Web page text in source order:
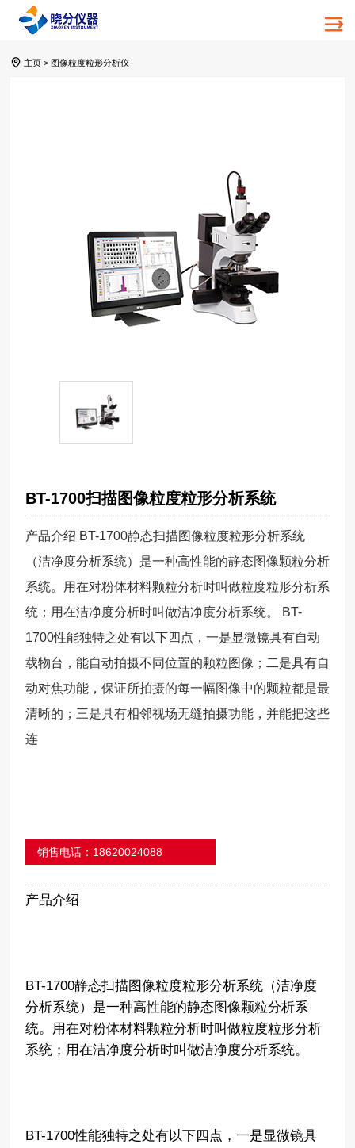
主页 > 图像粒度粒形分析仪
BT-1700扫描图像粒度粒形分析系统
产品介绍 BT-1700静态扫描图像粒度粒形分析系统
（洁净度分析系统）是一种高性能的静态图像颗粒分析
系统。用在对粉体材料颗粒分析时叫做粒度粒形分析系
统；用在洁净度分析时叫做洁净度分析系统。 BT-
1700性能独特之处有以下四点，一是显微镜具有自动
载物台，能自动拍摄不同位置的颗粒图像；二是具有自
动对焦功能，保证所拍摄的每一幅图像中的颗粒都是最
清晰的；三是具有相邻视场无缝拍摄功能，并能把这些
连
销售电话：18620024088
产品介绍
BT-1700静态扫描图像粒度粒形分析系统（洁净度
分析系统）是一种高性能的静态图像颗粒分析系
统。用在对粉体材料颗粒分析时叫做粒度粒形分析
系统；用在洁净度分析时叫做洁净度分析系统。
BT-1700性能独特之处有以下四点，一是显微镜具